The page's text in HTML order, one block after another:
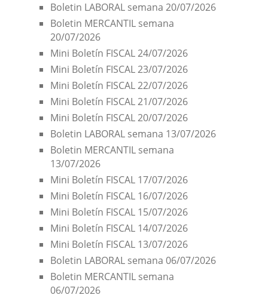
Boletin LABORAL semana 20/07/2026
Boletin MERCANTIL semana
20/07/2026
Mini Boletín FISCAL 24/07/2026
Mini Boletín FISCAL 23/07/2026
Mini Boletín FISCAL 22/07/2026
Mini Boletín FISCAL 21/07/2026
Mini Boletín FISCAL 20/07/2026
Boletin LABORAL semana 13/07/2026
Boletin MERCANTIL semana
13/07/2026
Mini Boletín FISCAL 17/07/2026
Mini Boletín FISCAL 16/07/2026
Mini Boletín FISCAL 15/07/2026
Mini Boletín FISCAL 14/07/2026
Mini Boletín FISCAL 13/07/2026
Boletin LABORAL semana 06/07/2026
Boletin MERCANTIL semana
06/07/2026